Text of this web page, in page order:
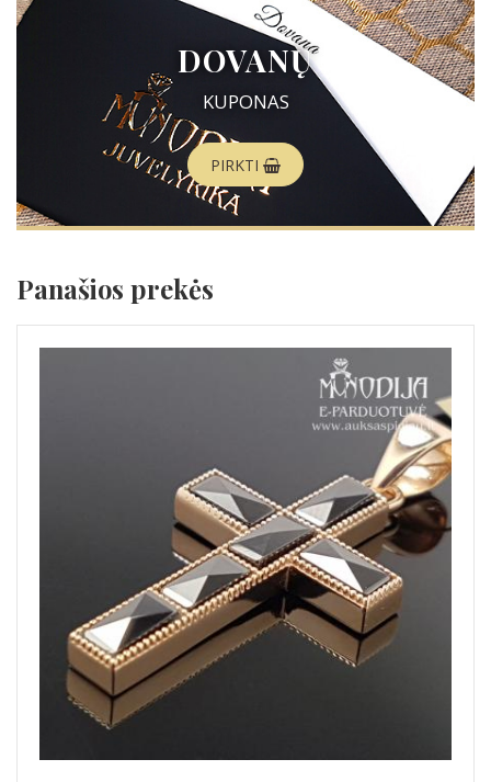
DOVANŲ
KUPONAS
PIRKTI
Panašios prekės